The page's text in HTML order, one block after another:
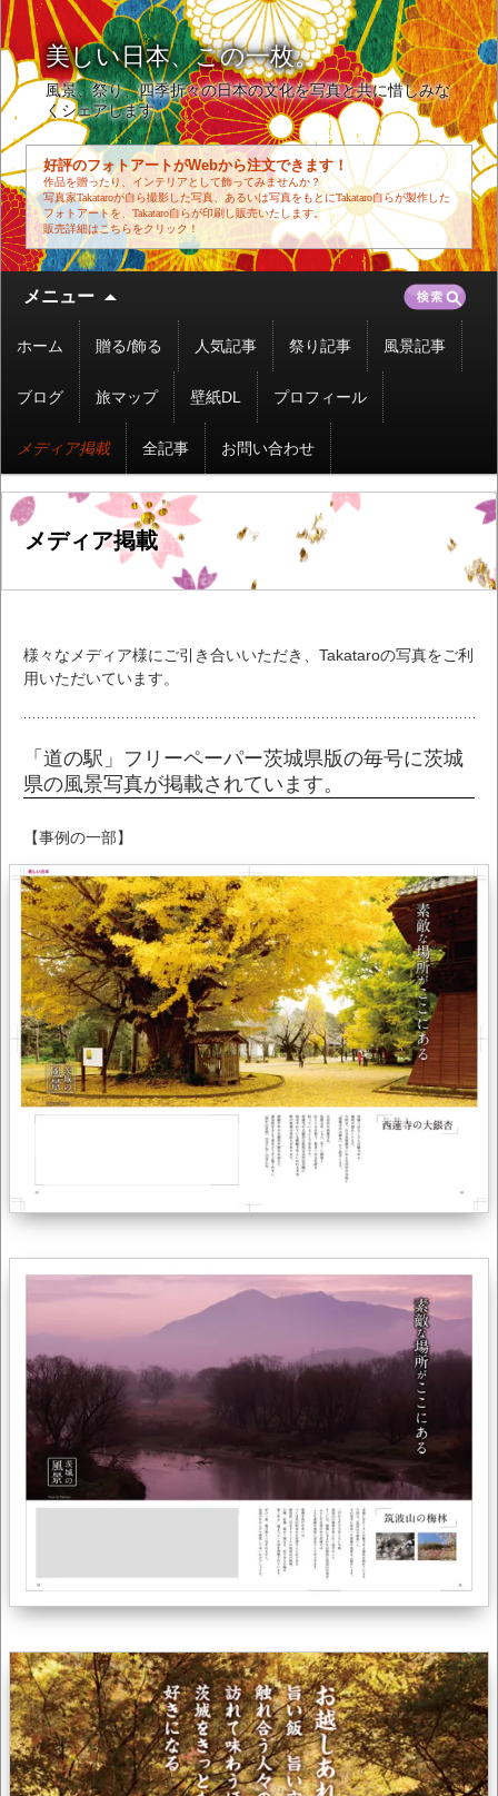
美しい日本、この一枚。
風景、祭り、四季折々の日本の文化を写真と共に惜しみな
くシェアします。
好評のフォトアートがWebから注文できます！
作品を贈ったり、インテリアとして飾ってみませんか？
写真家Takataroが自ら撮影した写真、あるいは写真をもとにTakataro自らが製作した
フォトアートを、Takataro自らが印刷し販売いたします。
販売詳細はこちらをクリック！
メニュー
テ
ツ
移
動
ホーム 贈る/飾る 人気記事 祭り記事 風景記事
ブログ 旅マップ 壁紙DL プロフィール
メディア掲載 全記事 お問い合わせ
検
索:
メディア掲載
様々なメディア様にご引き合いいただき、Takataroの写真をご利
用いただいています。
「道の駅」フリーペーパー茨城県版の毎号に茨城
県の風景写真が掲載されています。
【事例の一部】